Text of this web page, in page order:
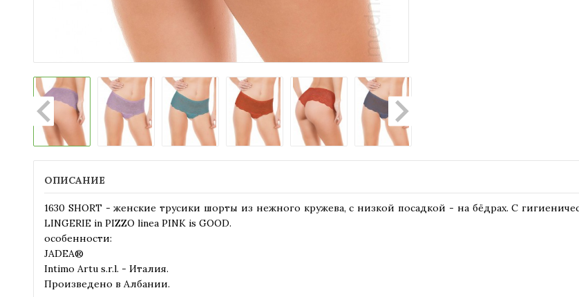
ОПИСАНИЕ
1630 SHORT - женские трусики шорты из нежного кружева, с низкой посадкой - на бёдрах. С
LINGERIE in PIZZO linea PINK is GOOD.
особенности:
JADEA®
Intimo Artu s.r.l. - Италия.
Произведено в Албании.